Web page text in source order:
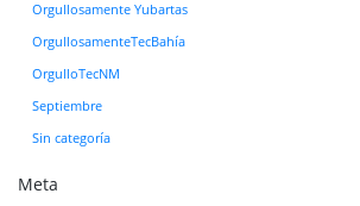
Orgullosamente Yubartas
OrgullosamenteTecBahía
OrgulloTecNM
Septiembre
Sin categoría
Meta